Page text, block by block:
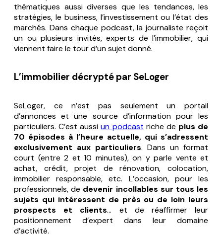
thématiques aussi diverses que les tendances, les
stratégies, le business, l’investissement ou l’état des
marchés. Dans chaque podcast, la journaliste reçoit
un ou plusieurs invités, experts de l’immobilier, qui
viennent faire le tour d’un sujet donné.
L’immobilier décrypté par SeLoger
SeLoger, ce n’est pas seulement un portail
d’annonces et une source d’information pour les
particuliers. C’est aussiun podcast riche de plus de
70 épisodes à l’heure actuelle, qui s’adressent
exclusivement aux particuliers. Dans un format
court (entre 2 et 10 minutes), on y parle vente et
achat, crédit, projet de rénovation, colocation,
immobilier responsable, etc. L’occasion, pour les
professionnels, de devenir incollables sur tous les
sujets qui intéressent de près ou de loin leurs
prospects et clients… et de réaffirmer leur
positionnement d’expert dans leur domaine
d’activité.